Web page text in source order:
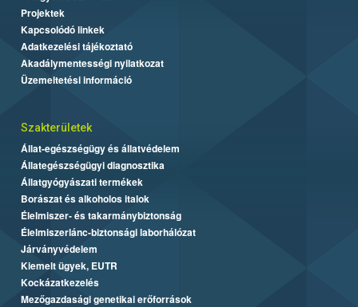
Projektek
Kapcsolódó linkek
Adatkezelési tájékoztató
Akadálymentességi nyilatkozat
Üzemeltetési információ
Szakterületek
Állat-egészségügy és állatvédelem
Állategészségügyi diagnosztika
Állatgyógyászati termékek
Borászat és alkoholos italok
Élelmiszer- és takarmánybiztonság
Élelmiszerlánc-biztonsági laborhálózat
Járványvédelem
Kiemelt ügyek, EUTR
Kockázatkezelés
Mezőgazdasági genetikai erőforrások